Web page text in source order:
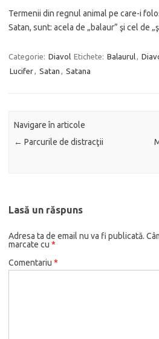
Termenii din regnul animal pe care-i
Satan, sunt: acela de „balaur” şi cel de
Categorie: Diavol Etichete: Balaurul
Lucifer
Satan Satana
Navigare în articole
← Parcurile de distracţii
Lasă un răspuns
Adresa ta de email nu va fi publicată.
marcate cu *
Comentariu *